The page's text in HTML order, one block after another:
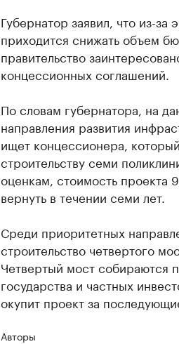
Губернатор заявил, что из-
приходится снижать объем
правительство
концессионных соглашений.
По словам губернатора, на
направления развития
ищет концессионера,
строительству семи
оценкам, стоимость проекта
вернуть в течении семи лет.
Среди приоритетных
строительство четвертого
Четвертый мост собираются
государства и частных
окупит проект за
Авторы